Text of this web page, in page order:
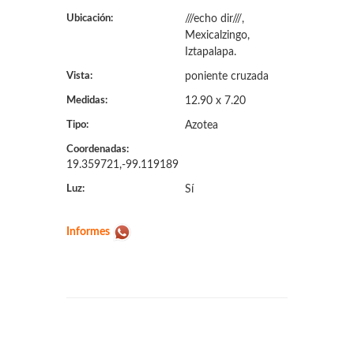
Ubicación:
///echo dir///,
Mexicalzingo,
Iztapalapa.
Vista: poniente cruzada
Medidas: 12.90 x 7.20
Tipo: Azotea
Coordenadas:
19.359721,-99.119189
Luz: Sí
Informes